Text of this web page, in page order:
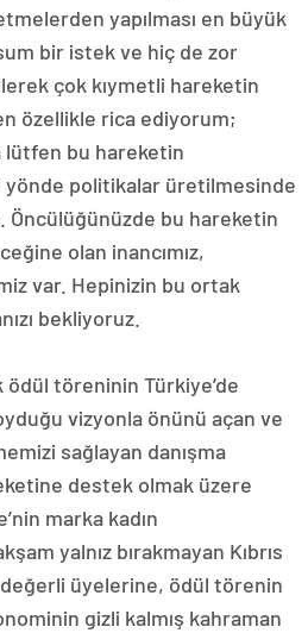
yapılması en büyük
bir istek ve hiç de zor
çok kıymetli hareketin
özellikle rica ediyorum;
lütfen bu hareketin
yönde politikalar üretilmesinde
Öncülüğünüzde bu hareketin
olan inancımız,
var. Hepinizin bu ortak
bekliyoruz.
ödül töreninin Türkiye’de
vizyonla önünü açan ve
sağlayan danışma
destek olmak üzere
marka kadın
yalnız bırakmayan Kıbrıs
değerli üyelerine, ödül törenin
gizli kalmış kahraman